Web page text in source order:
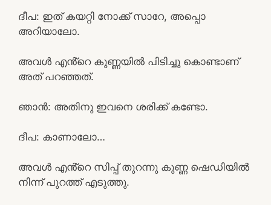
ദീപ: ഇത് കയറ്റി നോക്ക് സാറേ, അപ്പൊ
അറിയാലോ.
അവൾ എൻ്റെ കുണ്ണയിൽ പിടിച്ചു കൊണ്ടാണ്
അത് പറഞ്ഞത്.
ഞാൻ: അതിനു ഇവനെ ശരിക്ക് കണ്ടോ.
ദീപ: കാണാലോ…
അവൾ എൻ്റെ സിപ്പ് തുറന്നു കുണ്ണ ഷെഡിയിൽ
നിന്ന് പുറത്ത് എടുത്തു.